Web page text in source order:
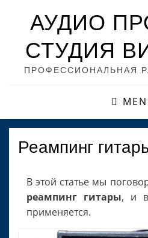
АУДИО
СТУДИЯ
ПРОФЕССИОНАЛЬНАЯ
Реампинг
В этой статье мы
реампинг гитары, и в
применяется.